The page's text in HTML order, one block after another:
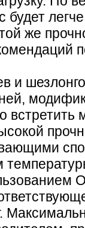
будет
же
и
встретить